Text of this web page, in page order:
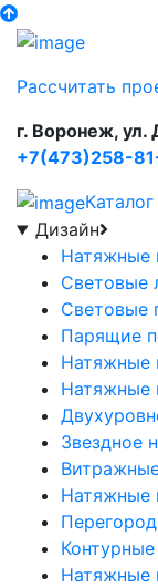
Рассчитать
г. Воронеж, ул.
+7(473)258-
Каталог
Дизайн
Натяжные
Световые
Световые
Парящие
Натяжные
Натяжные
Звездное
Натяжные
Натяжные